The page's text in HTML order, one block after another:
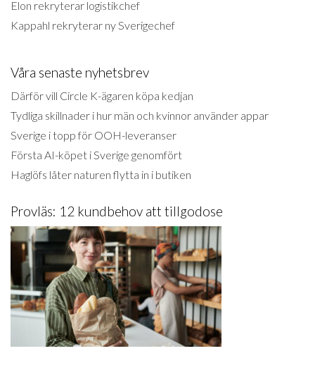
Elon rekryterar logistikchef
Kappahl rekryterar ny Sverigechef
Våra senaste nyhetsbrev
Därför vill Circle K-ägaren köpa kedjan
Tydliga skillnader i hur män och kvinnor använder appar
Sverige i topp för OOH-leveranser
Första AI-köpet i Sverige genomfört
Haglöfs låter naturen flytta in i butiken
Provläs: 12 kundbehov att tillgodose